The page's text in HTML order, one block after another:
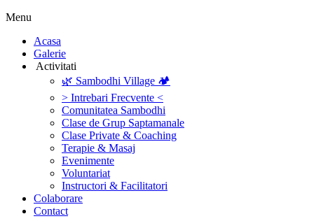
Menu
‎Acasa
Galerie
‎ ‎Activitati‎
🌿 Sambodhi Village 🏕️
> Intrebari Frecvente <
Comunitatea Sambodhi
Clase de Grup Saptamanale
Clase Private & Coaching
Terapie & Masaj
‎Evenimente
Voluntariat
‏‏‎Instructori & Facilitatori
Colaborare
Contact